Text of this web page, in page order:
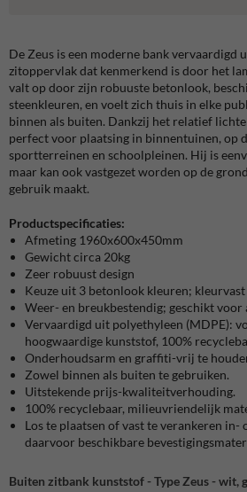
De Zeus is een moderne bank vervaardigd
zitoppervlak dat kenmerkend is door het
valt op door zijn robuuste betonlook,
steenkleuren, en voelt zich thuis in elke
binnen als buiten. Dankzij het relatief
perfect voor plaatsing in binnentuinen, op
sportterreinen en schoolpleinen. Hij is
maar kan ook vastgezet worden op de
gebruik maakt.
Productspecificaties:
Afmeting 1960x600x450mm
Gewicht circa 20kg
Zeer robuust design
Keuze uit 3 betonlook kleuren; kleurvast
Weer- en breukbestendig; geschikt voor
Vervaardigd uit polyethyleen (MDPE):
hoogwaardige kunststof, 100%
Onderhoudsarm en graffiti-vrij te
Zowel binnen als buiten te gebruiken.
Uitstekende prijs-kwaliteitverhouding.
100% recyclebaar, milieuvriendelijk
Los te plaatsen of vast te verankeren in-
daarvoor beschikbare
Buiten zitbank kunststof - Type Zeus - wit,